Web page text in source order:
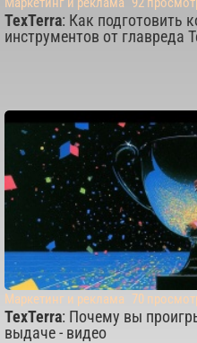
TexTerra: Как подготовить
инструментов от главреда
Маркетинг и реклама 70
TexTerra: Почему вы
выдаче - видео